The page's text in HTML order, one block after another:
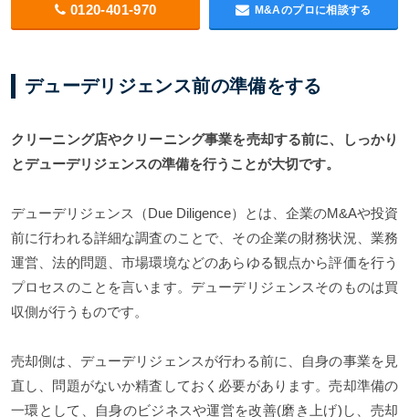
0120-401-970
M&Aのプロに相談する
デューデリジェンス前の準備をする
クリーニング店やクリーニング事業を売却する前に、しっかり
とデューデリジェンスの準備を行うことが大切です。
デューデリジェンス（Due Diligence）とは、企業のM&Aや投資
前に行われる詳細な調査のことで、その企業の財務状況、業務
運営、法的問題、市場環境などのあらゆる観点から評価を行う
プロセスのことを言います。デューデリジェンスそのものは買
収側が行うものです。
売却側は、デューデリジェンスが行わる前に、自身の事業を見
直し、問題がないか精査しておく必要があります。売却準備の
一環として、自身のビジネスや運営を改善(磨き上げ)し、売却